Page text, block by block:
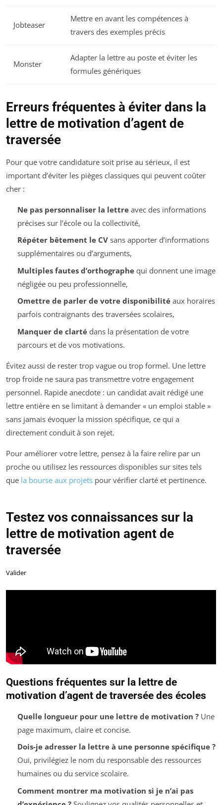
Jobteaser
Mettre en avant les compétences à
travers des exemples précis
Monster
Adapter la lettre au poste et éviter les
formules génériques
Erreurs fréquentes à éviter dans la
lettre de motivation d’agent de
traversée
Pour que votre candidature soit prise au sérieux, il est
important d’éviter les pièges classiques qui peuvent coûter
cher :
Ne pas personnaliser la lettreavec des informations
précises sur l’école ou la collectivité,
Répéter bêtement le CVsans apporter d’informations
supplémentaires ou d’arguments,
Multiples fautes d’orthographequi donnent une image
négligée ou peu professionnelle,
Omettre de parler de votre disponibilitéaux horaires
parfois contraignants des traversées scolaires,
Manquer de clartédans la présentation de votre
parcours et de vos motivations.
Évitez aussi de rester trop vague ou trop formel. Une lettre
trop froide ne saura pas transmettre votre engagement
personnel. Rapide anecdote : un candidat avait rédigé une
lettre entière en se limitant à demander « un emploi stable »
sans jamais évoquer la mission spécifique, ce qui a
directement conduit à son rejet.
Pour améliorer votre lettre, pensez à la faire relire par un
proche ou utilisez les ressources disponibles sur sites tels
que la bourse aux projets pour vérifier clarté et pertinence.
Testez vos connaissances sur la
lettre de motivation agent de
traversée
Valider
Questions fréquentes sur la lettre de
motivation d’agent de traversée des écoles
Quelle longueur pour une lettre de motivation ?Une
page maximum, claire et concise.
Dois-je adresser la lettre à une personne spécifique ?
Oui, privilégiez le nom du responsable des ressources
humaines ou du service scolaire.
Comment montrer ma motivation si je n’ai pas